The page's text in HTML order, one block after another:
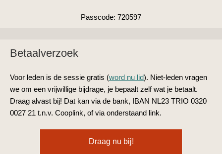
Passcode: 720597
Betaalverzoek
Voor leden is de sessie gratis (word nu lid). Niet-leden vragen
we om een vrijwillige bijdrage, je bepaalt zelf wat je betaalt.
Draag alvast bij! Dat kan via de bank, IBAN NL23 TRIO 0320
0027 21 t.n.v. Cooplink, of via onderstaand link.
Draag nu bij!